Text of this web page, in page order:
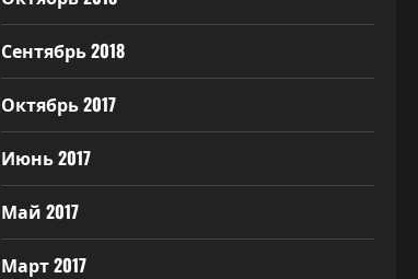
Сентябрь 2018
Октябрь 2017
Июнь 2017
Май 2017
Март 2017